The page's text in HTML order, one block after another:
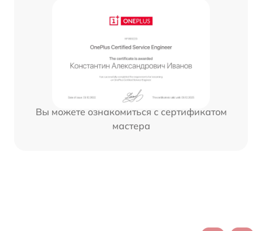
Вы можете ознакомиться с сертификатом
мастера